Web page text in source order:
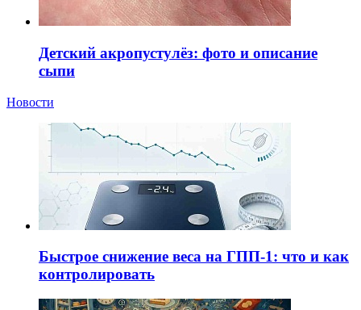
Детский акропустулёз: фото и описание
сыпи
Новости
Быстрое снижение веса на ГПП-1: что и как
контролировать